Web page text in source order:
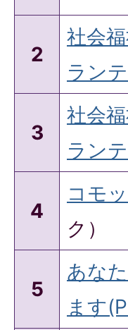
2
社会
ラン
3
社会
ラン
4
コモ
ク）
5
あな
ます